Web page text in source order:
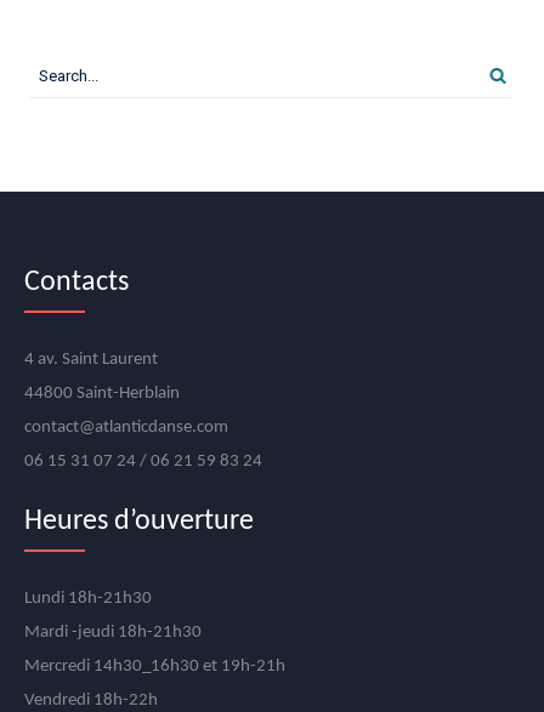
West Coast Swing
Lundi, 6:00 pm - 7:15 pm
Multiswing
Lundi, 7:30 pm - 8:30 pm
West Coast Swing
Lundi, 8:30 pm - 9:30 pm
Multidanses
Mardi, 6:30 pm - 7:30 pm
Hip Hop
Mercredi, 2:30 pm - 3:30 pm
Contacts
4 av. Saint Laurent
44800 Saint-Herblain
contact@atlanticdanse.com
06 15 31 07 24 / 06 21 59 83 24
Heures d’ouverture
Lundi 18h-21h30
Mardi -jeudi 18h-21h30
Mercredi 14h30_16h30 et 19h-21h
Vendredi 18h-22h